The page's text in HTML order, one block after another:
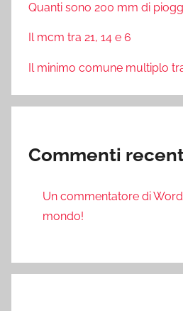
Quanti sono 200 mm di
Il mcm tra 21, 14 e 6
Il minimo comune multiplo
Commenti
Un commentatore di
mondo!